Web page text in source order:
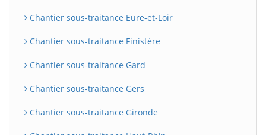
Chantier sous-traitance Eure-et-Loir
Chantier sous-traitance Finistère
Chantier sous-traitance Gard
Chantier sous-traitance Gers
Chantier sous-traitance Gironde